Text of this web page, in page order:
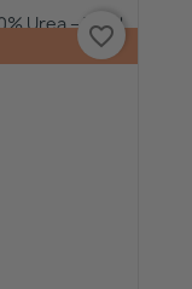
favorite_border